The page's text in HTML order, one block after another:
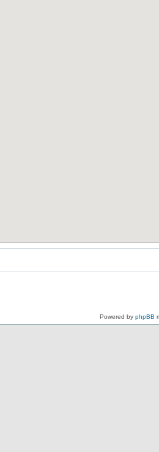
Powered by phpBB